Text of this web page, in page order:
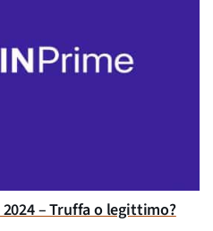
– Truffa o legittimo?